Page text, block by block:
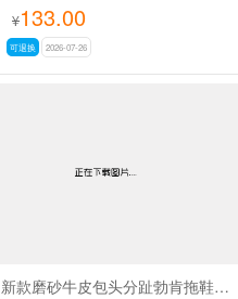
¥133.00
可退换 2026-07-26
新款磨砂牛皮包头分趾勃肯拖鞋SA7130